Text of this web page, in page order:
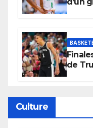
de
Culture